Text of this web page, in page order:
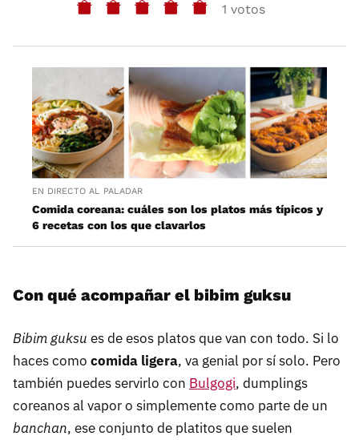
1 votos
EN DIRECTO AL PALADAR
Comida coreana: cuáles son los platos más típicos y
6 recetas con los que clavarlos
Con qué acompañar el bibim guksu
Bibim guksu es de esos platos que van con todo. Si lo
haces como comida ligera, va genial por sí solo. Pero
también puedes servirlo con Bulgogi, dumplings
coreanos al vapor o simplemente como parte de un
banchan, ese conjunto de platitos que suelen